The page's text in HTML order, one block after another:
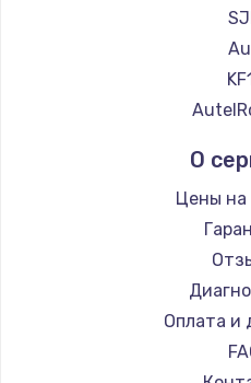
О
Цены на
Оплата и